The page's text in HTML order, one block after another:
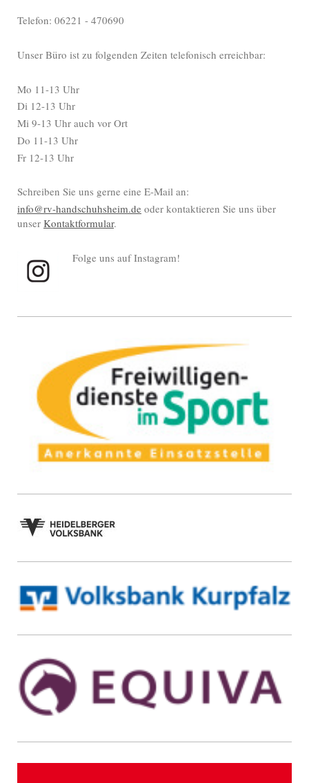
Telefon: 06221 - 470690
Unser Büro ist zu folgenden Zeiten telefonisch erreichbar:
Mo 11-13 Uhr
Di 12-13 Uhr
Mi 9-13 Uhr auch vor Ort
Do 11-13 Uhr
Fr 12-13 Uhr
Schreiben Sie uns gerne eine E-Mail an:
info@rv-handschuhsheim.de oder kontaktieren Sie uns über
unser Kontaktformular.
Folge uns auf Instagram!